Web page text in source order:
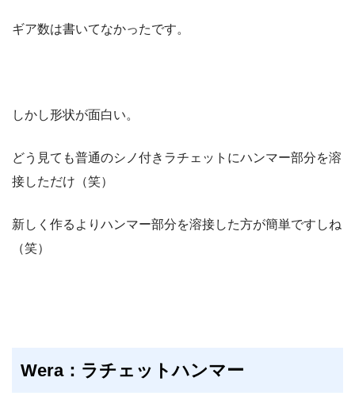
ギア数は書いてなかったです。
しかし形状が面白い。
どう見ても普通のシノ付きラチェットにハンマー部分を溶
接しただけ（笑）
新しく作るよりハンマー部分を溶接した方が簡単ですしね
（笑）
Wera：ラチェットハンマー